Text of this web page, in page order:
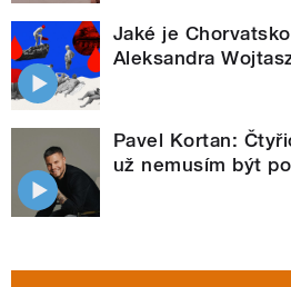
Jaké je
Aleksandra
Pavel Kortan:
už nemusím být